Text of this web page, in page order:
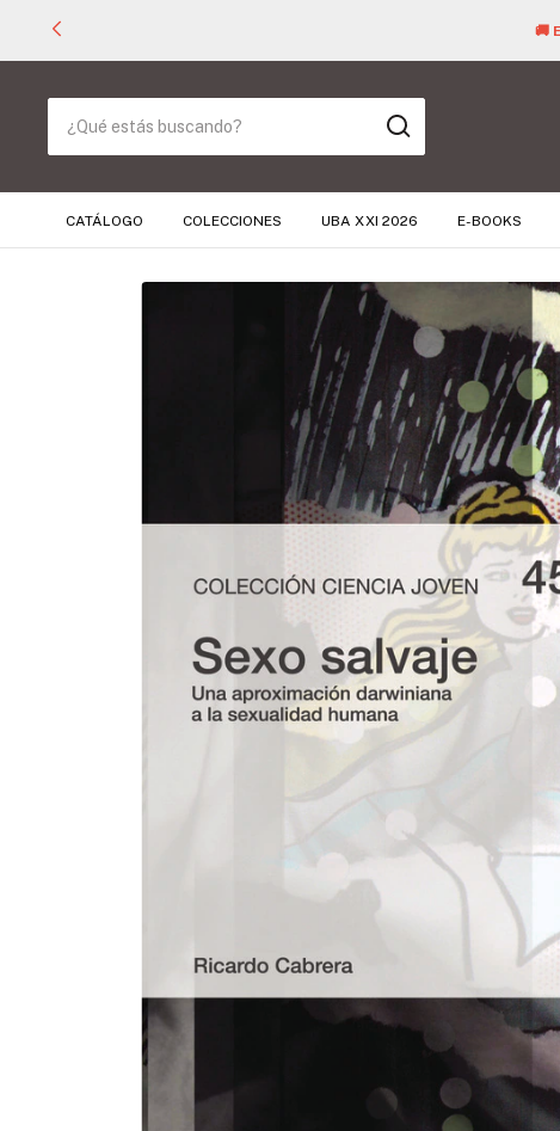
CATÁLOGO COLECCIONES UBA XXI 2026 E-BOOKS